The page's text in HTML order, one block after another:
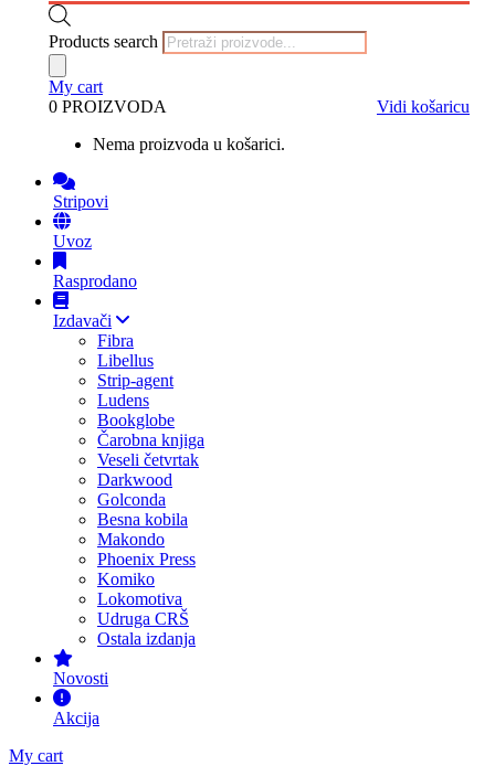
Products search
My cart
0 PROIZVODA
Vidi košaricu
Nema proizvoda u košarici.
Stripovi
Uvoz
Rasprodano
Izdavači
Fibra
Libellus
Strip-agent
Ludens
Bookglobe
Čarobna knjiga
Veseli četvrtak
Darkwood
Golconda
Besna kobila
Makondo
Phoenix Press
Komiko
Lokomotiva
Udruga CRŠ
Ostala izdanja
Novosti
Akcija
My cart